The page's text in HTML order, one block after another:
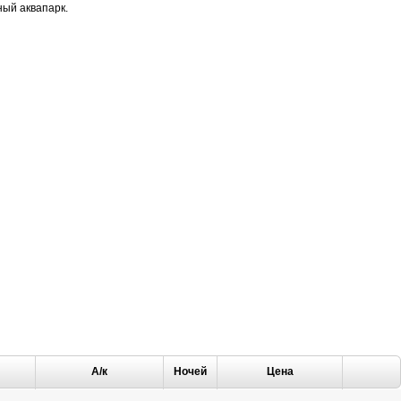
аквапарк.
А/к Ночей Цена